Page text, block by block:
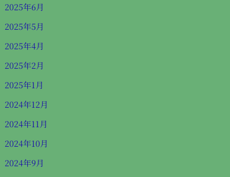
2025年6月
2025年5月
2025年4月
2025年2月
2025年1月
2024年12月
2024年11月
2024年10月
2024年9月